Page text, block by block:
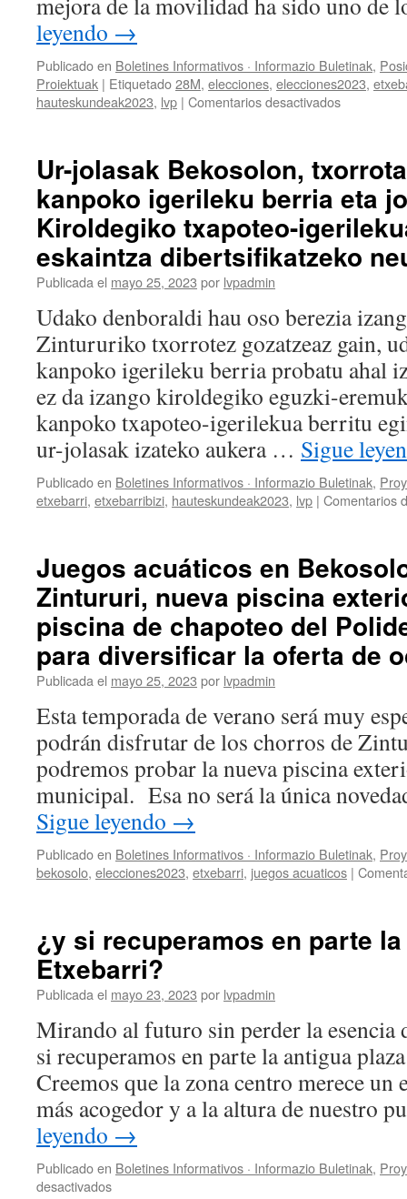
leyendo →
Publicado en Boletines Informativos · Informazio Buletinak,
Proiektuak | Etiquetado28M, elecciones, elecciones2023,
hauteskundeak2023, lvp | Comentarios desactivadosen
Ur-jolasak Bekosolon,
kanpoko igerileku berria eta
Kiroldegiko txapoteo-
eskaintza dibertsifikatzeko
Publicada el mayo 25, 2023 por lvpadmin
Udako denboraldi hau oso berezia
Zintururiko txorrotez gozatzeaz gain,
kanpoko igerileku berria probatu ahal
ez da izango kiroldegiko eguzki-
kanpoko txapoteo-igerilekua berritu
ur-jolasak izateko aukera … Sigue
Publicado en Boletines Informativos · Informazio Buletinak,
etxebarri, etxebarribizi, hauteskundeak2023, lvp | Comentarios
Juegos acuáticos en
Zintururi, nueva piscina
piscina de chapoteo del
para diversificar la oferta de
Publicada el mayo 25, 2023 por lvpadmin
Esta temporada de verano será muy
podrán disfrutar de los chorros de
podremos probar la nueva piscina
municipal. Esa no será la única
Sigue leyendo →
Publicado en Boletines Informativos · Informazio Buletinak,
bekosolo, elecciones2023, etxebarri, juegos acuaticos |
¿y si recuperamos en parte
Etxebarri?
Publicada el mayo 23, 2023 por lvpadmin
Mirando al futuro sin perder la
si recuperamos en parte la antigua
Creemos que la zona centro merece un
más acogedor y a la altura de nuestro
leyendo →
Publicado en Boletines Informativos · Informazio Buletinak,
desactivadosen